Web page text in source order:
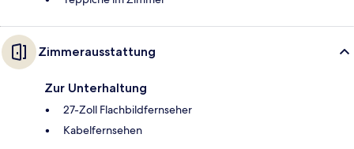
Zimmerausstattung
Zur Unterhaltung
27-Zoll Flachbildfernseher
Kabelfernsehen